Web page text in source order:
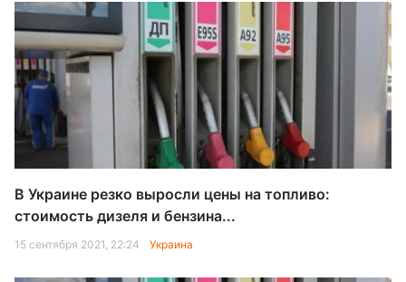
В Украине резко выросли цены на топливо:
стоимость дизеля и бензина...
15 сентября 2021, 22:24 Украина